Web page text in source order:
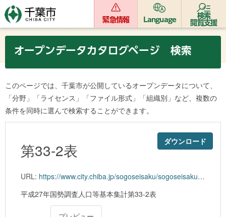
緊急情報 Language
検索
閲覧支援
オープンデータカタログページ 検索
このページでは、千葉市が公開しているオープンデータについて、
「分野」「ライセンス」「ファイル形式」「組織別」など、複数の
条件を同時に選んで検索することができます。
ダウンロード
第33-2表
URL: https://www.city.chiba.jp/sogoseisaku/sogoseisaku/kikaku/tokei/27kokuchou/documents/1-33-2.xlsx
平成27年国勢調査人口等基本集計第33-2表